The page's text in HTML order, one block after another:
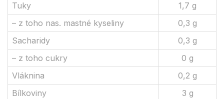
Tuky
1,7 g
– z toho nas. mastné kyseliny
0,3 g
Sacharidy
0,3 g
– z toho cukry
0 g
Vláknina
0,2 g
Bílkoviny
3 g